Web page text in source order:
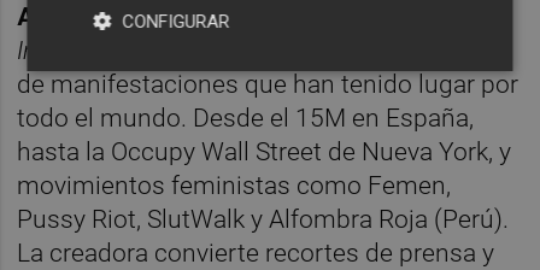
Acha-Kutscher(Lima, Perú, 1968). En
Indignadas,
de manifestaciones que han tenido lugar por
todo el mundo. Desde el 15M en España,
hasta la Occupy Wall Street de Nueva York, y
movimientos feministas como Femen,
Pussy Riot, SlutWalk y Alfombra Roja (Perú).
La creadora convierte recortes de prensa y
CONFIGURAR